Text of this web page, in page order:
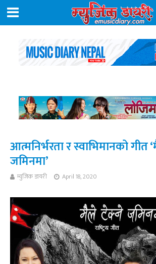
आत्मनिर्भरता र स्वाभिमानको गीत
जमिनमा’
म्युजिक डायरी April 18, 2020